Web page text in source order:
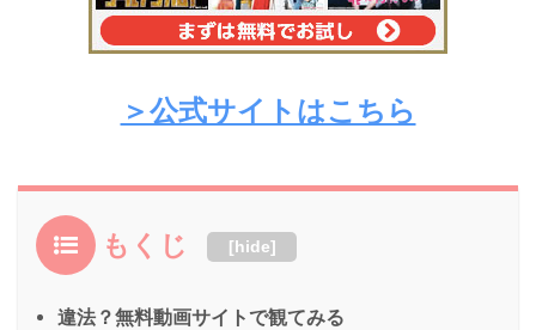
＞公式サイトはこちら
もくじ [hide]
違法？無料動画サイトで観てみる